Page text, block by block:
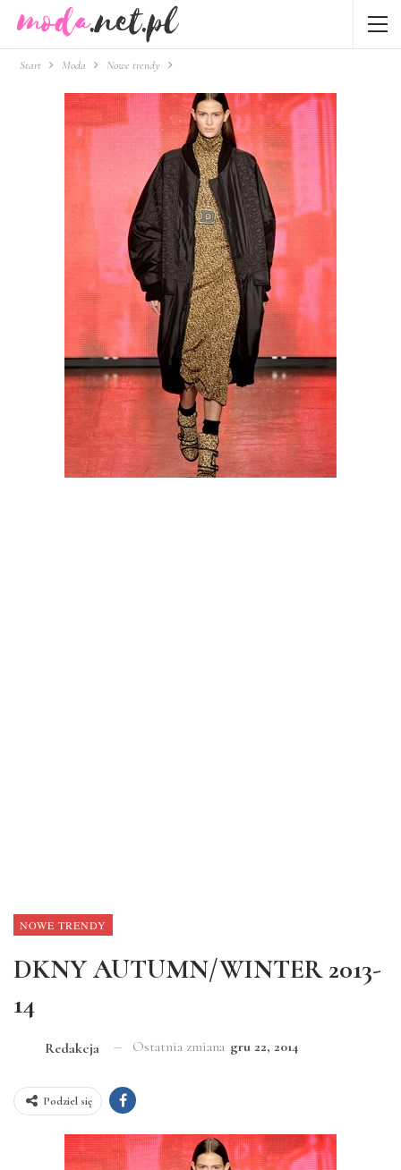
Start Moda Nowe trendy
NOWE TRENDY
DKNY AUTUMN/WINTER 2013-
14
Redakcja Ostatnia zmiana gru 22, 2014
Podziel się